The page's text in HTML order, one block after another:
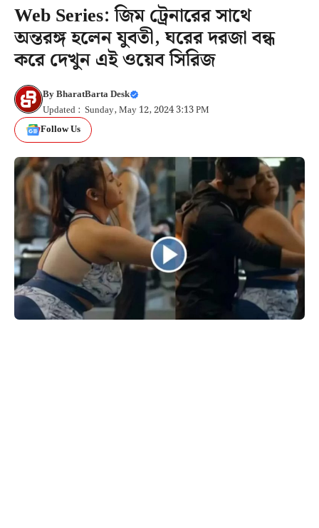
Web Series: জিম ট্রেনারের সাথে
অন্তরঙ্গ হলেন যুবতী, ঘরের দরজা বন্ধ
করে দেখুন এই ওয়েব সিরিজ
ByBharatBarta Desk
Updated : Sunday, May 12, 2024 3:13 PM
Follow Us